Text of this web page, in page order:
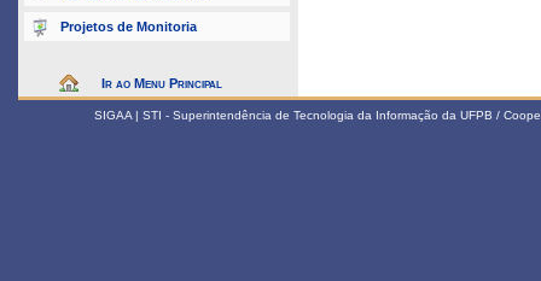
Projetos de Monitoria
Ir ao Menu Principal
SIGAA | STI - Superintendência de Tecnologia da Informação da UFPB /